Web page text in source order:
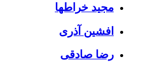
مجید خراطها
افشین آذری
رضا صادقی